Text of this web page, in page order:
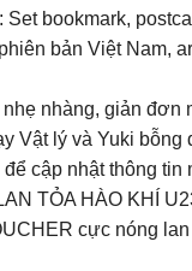
bookmark,
bản Việt Nam,
nhàng, giản đơn
Vật lý và Yuki
cập nhật thông tin
TỎA HÀO KHÍ
cực nóng